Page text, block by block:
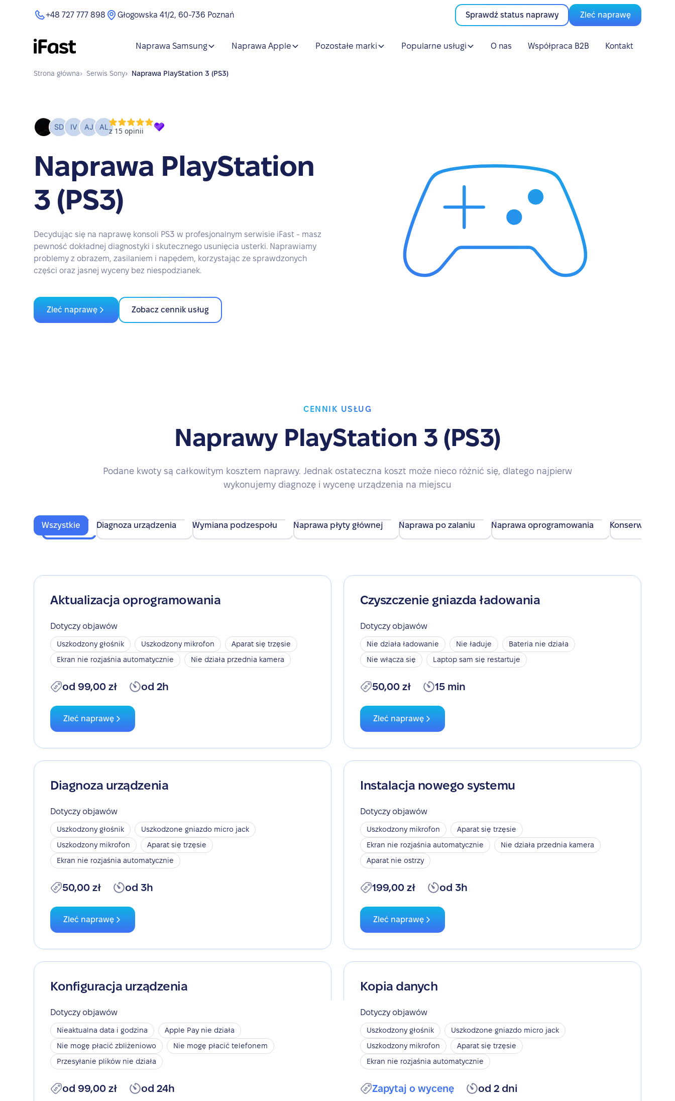
+48 727 777 898 Głogowska 41/2, 60-736 Poznań Sprawdź status naprawy Zleć naprawę
Naprawa Samsung Naprawa Apple Pozostałe marki Popularne usługi O nas Współpraca B2B Kontakt
Strona główna› Serwis Sony› Naprawa PlayStation 3 (PS3)
Naprawa PlayStation
3 (PS3)
Decydując się na naprawę konsoli PS3 w profesjonalnym serwisie iFast - masz
pewność dokładnej diagnostyki i skutecznego usunięcia usterki. Naprawiamy
problemy z obrazem, zasilaniem i napędem, korzystając ze sprawdzonych
części oraz jasnej wyceny bez niespodzianek.
Zleć naprawę Zobacz cennik usług
CENNIK USŁUG
Naprawy PlayStation 3 (PS3)
Podane kwoty są całkowitym kosztem naprawy. Jednak ostateczna koszt może nieco różnić się, dlatego najpierw
wykonujemy diagnozę i wycenę urządzenia na miejscu
Wszystkie Diagnoza urządzenia Wymiana podzespołu Naprawa płyty głównej Naprawa po zalaniu Naprawa oprogramowania Konserwacja
Aktualizacja oprogramowania
Dotyczy objawów
Uszkodzony głośnik Uszkodzony mikrofon
Aparat się trzęsie
Ekran nie rozjaśnia automatycznie
Nie działa przednia kamera
od 99,00 zł od 2h
Zleć naprawę
Czyszczenie gniazda ładowania
Dotyczy objawów
Nie działa ładowanie Nie ładuje
Bateria nie działa
Nie włącza się
Laptop sam się restartuje
50,00 zł 15 min
Zleć naprawę
Diagnoza urządzenia
Dotyczy objawów
Uszkodzony głośnik
Uszkodzone gniazdo micro jack
Uszkodzony mikrofon
Aparat się trzęsie
Ekran nie rozjaśnia automatycznie
50,00 zł od 3h
Zleć naprawę
Instalacja nowego systemu
Dotyczy objawów
Uszkodzony mikrofon
Aparat się trzęsie
Ekran nie rozjaśnia automatycznie
Nie działa przednia kamera
Aparat nie ostrzy
199,00 zł od 3h
Zleć naprawę
Konfiguracja urządzenia
Dotyczy objawów
Nieaktualna data i godzina
Apple Pay nie działa
Nie mogę płacić zbliżeniowo
Nie mogę płacić telefonem
Przesyłanie plików nie działa
od 99,00 zł od 24h
Kopia danych
Dotyczy objawów
Uszkodzony głośnik
Uszkodzone gniazdo micro jack
Uszkodzony mikrofon
Aparat się trzęsie
Ekran nie rozjaśnia automatycznie
Zapytaj o wycenę od 2 dni